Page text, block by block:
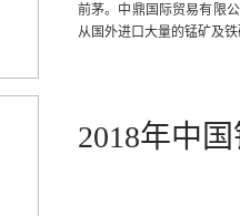
前茅。中鼎国际贸易有限
从国外进口大量的锰矿及
2018年中